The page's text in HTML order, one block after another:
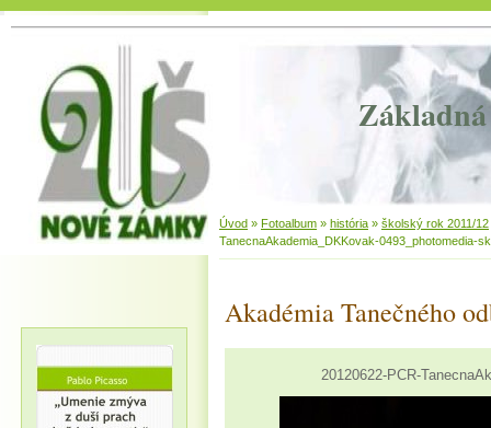
Základná
Úvod » Fotoalbum » história » školský rok 2011/12
TanecnaAkademia_DKKovak-0493_photomedia-sk
Akadémia Tanečného
20120622-PCR-